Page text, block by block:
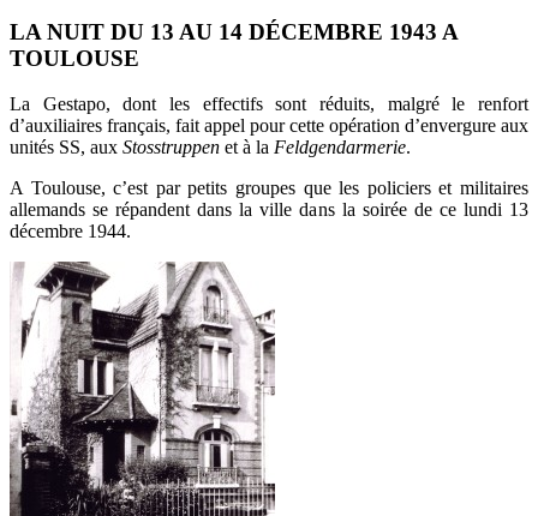
LA NUIT DU 13 AU 14 DÉCEMBRE 1943 A
TOULOUSE
La Gestapo, dont les effectifs sont réduits, malgré le renfort
d’auxiliaires français, fait appel pour cette opération d’envergure aux
unités SS, aux Stosstruppen et à la Feldgendarmerie.
A Toulouse, c’est par petits groupes que les policiers et militaires
allemands se répandent dans la ville dans la soirée de ce lundi 13
décembre 1944.